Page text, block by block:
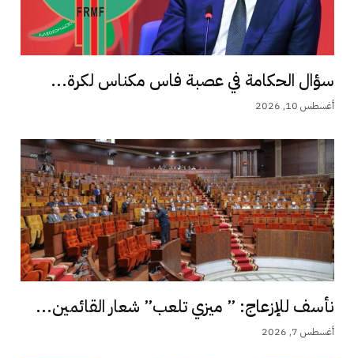
سؤال الحكامة في عصبة فاس مكناس لكرة...
أغسطس 10, 2026
نأسف للإزعاج: ” ميزي تلعب” شعار القائمين...
أغسطس 7, 2026